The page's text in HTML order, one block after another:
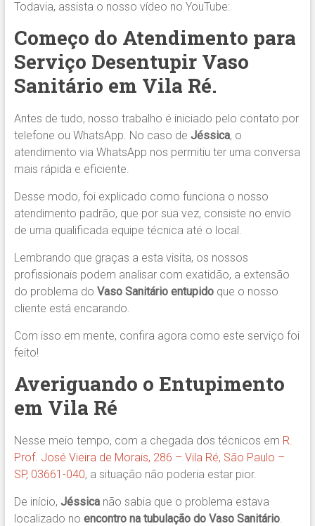
Todavia, assista o nosso vídeo no YouTube:
Começo do Atendimento para
Serviço Desentupir Vaso
Sanitário em Vila Ré.
Antes de tudo, nosso trabalho é iniciado pelo contato por
telefone ou WhatsApp. No caso de Jéssica, o
atendimento via WhatsApp nos permitiu ter uma conversa
mais rápida e eficiente.
Desse modo, foi explicado como funciona o nosso
atendimento padrão, que por sua vez, consiste no envio
de uma qualificada equipe técnica até o local.
Lembrando que graças a esta visita, os nossos
profissionais podem analisar com exatidão, a extensão
do problema do Vaso Sanitário entupido que o nosso
cliente está encarando.
Com isso em mente, confira agora como este serviço foi
feito!
Averiguando o Entupimento
em Vila Ré
Nesse meio tempo, com a chegada dos técnicos em R.
Prof. José Vieira de Morais, 286 – Vila Ré, São Paulo –
SP, 03661-040, a situação não poderia estar pior.
De início, Jéssicanão sabia que o problema estava
localizado no encontro na tubulação do Vaso Sanitário.